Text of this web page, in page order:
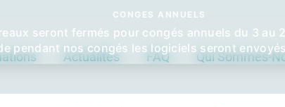
CONGES ANNUELS
seront fermés pour congés annuels du 3 au
pendant nos congés les logiciels seront
Actualités FAQ Qui Sommes-